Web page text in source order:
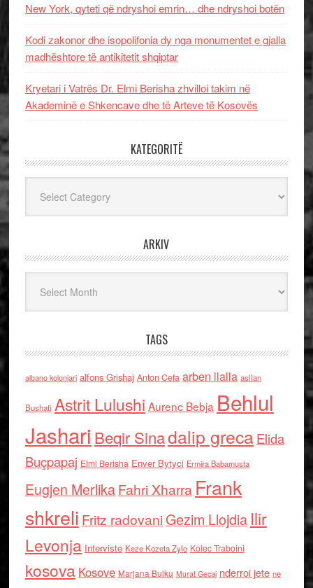
New York, qyteti që ndryshoi emrin… dhe ndryshoi botën
Kodi zakonor dhe isopolifonia dy nga monumentet e gjalla
madhështore të antikitetit shqiptar
Kryetari i Vatrës Dr. Elmi Berisha zhvilloi takim në
Akademinë e Shkencave dhe të Arteve të Kosovës
KATEGORITË
ARKIV
TAGS
albano kolonjari alfons Grishaj Anton Cefa arben llalla asllan
Bushati Astrit Lulushi Aurenc Bebja Behlul
Jashari Beqir Sinadalip grecaElida
Buçpapaj Elmi Berisha Enver Bytyci Ermira Babamusta
Eugjen MerlikaFahri Xharra Frank
shkreli Fritz radovaniGezim Llojdia Ilir
Levonja Interviste Keze Kozeta Zylo Kolec Traboini
kosova Kosove Marjana Bulku Murat Gecaj nderroi jete ne